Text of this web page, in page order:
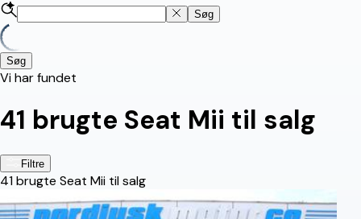
Søg
Søg
Vi har fundet
41 brugte Seat Mii til salg
Filtre
41brugte Seat Mii til salg